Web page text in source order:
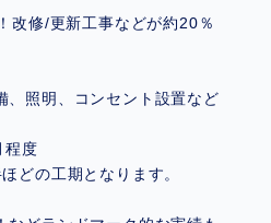
改修/更新工事などが約20％
、照明、コンセント設置など
程度
どの工期となります。